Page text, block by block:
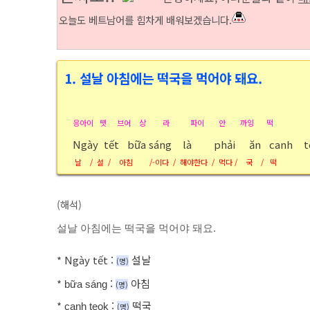
오늘도 베트남어를 힘차게 배워보겠습니다.
1. 설날 아침에는 떡국을 먹어야 돼요.
응아이 똇 브어 상 라 파이 안 까잉 떡
Ngày tết bữa sáng là phải ăn canh
날 / 설 / 아침 /-이다 / 해야한다 / 먹다 / 국 / 떡
(해석)
설날 아침에는 떡국을 먹어야 돼요.
* Ngày tết : (명) 설날
* bữa sáng : (명) 아침
* canh teok : (명) 떡국